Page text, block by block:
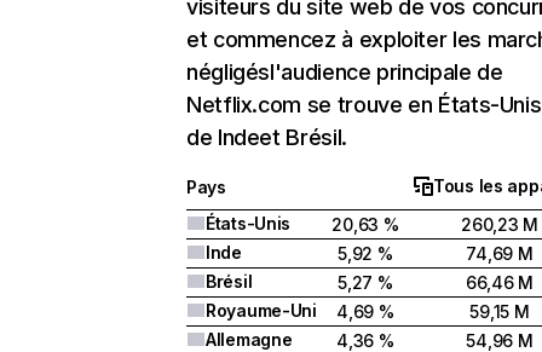
visiteurs du site web de vos
et commencez à exploiter les
négligésl'audience principale de
Netflix.com se trouve en États-
de Indeet Brésil.
Pays
Tous les
États-Unis
20,63 %
260,23 M
Inde
5,92 %
74,69 M
Brésil
5,27 %
66,46 M
Royaume-Uni
4,69 %
59,15 M
Allemagne
4,36 % 54,96 M